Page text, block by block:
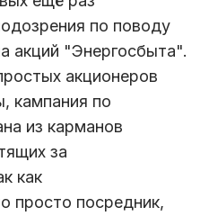
по поводу
акций "Энергосбыта".
акционеров
кампания по
из карманов
за
как
просто посредник,